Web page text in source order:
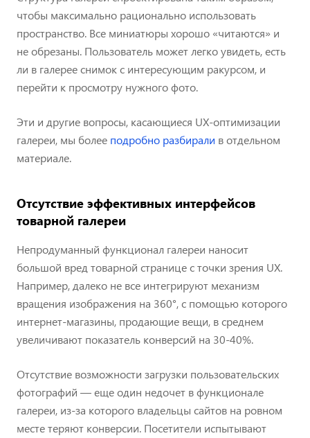
чтобы максимально рационально использовать
пространство. Все миниатюры хорошо «читаются» и
не обрезаны. Пользователь может легко увидеть, есть
ли в галерее снимок с интересующим ракурсом, и
перейти к просмотру нужного фото.
Эти и другие вопросы, касающиеся UX-оптимизации
галереи, мы более подробно разбирали в отдельном
материале.
Отсутствие эффективных интерфейсов
товарной галереи
Непродуманный функционал галереи наносит
большой вред товарной странице с точки зрения UX.
Например, далеко не все интегрируют механизм
вращения изображения на 360°, с помощью которого
интернет-магазины, продающие вещи, в среднем
увеличивают показатель конверсий на 30-40%.
Отсутствие возможности загрузки пользовательских
фотографий — еще один недочет в функционале
галереи, из-за которого владельцы сайтов на ровном
месте теряют конверсии. Посетители испытывают